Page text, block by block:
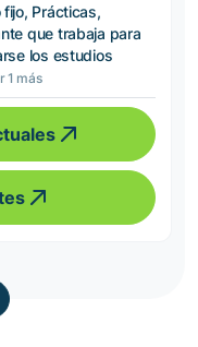
fijo, Prácticas,
que trabaja para
los estudios
1 más